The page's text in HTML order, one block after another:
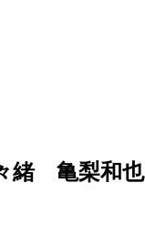
緒 亀梨和也